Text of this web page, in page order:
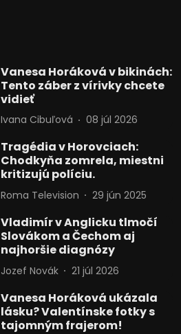
Vanesa Horáková v bikinách:
Tento záber z vírivky chcete
vidieť
Ivana Cibuľová 08 júl 2026
Tragédia v Horovciach:
Chodkyňa zomrela, miestni
kritizujú políciu.
Roma Television 29 jún 2025
Vladimír v Anglicku tlmočí
Slovákom a Čechom aj
najhoršie diagnózy
Jozef Novák 21 júl 2026
Vanesa Horáková ukázala
lásku? Valentínske fotky s
tajomným frajerom!